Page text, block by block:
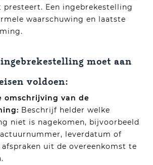
Een ingebrekestelling
waarschuwing en laatste
moet aan
voldoen:
omschrijving van de
Beschrijf helder welke
niet is nagekomen, bijvoorbeeld
leverdatum of
uit de overeenkomst te